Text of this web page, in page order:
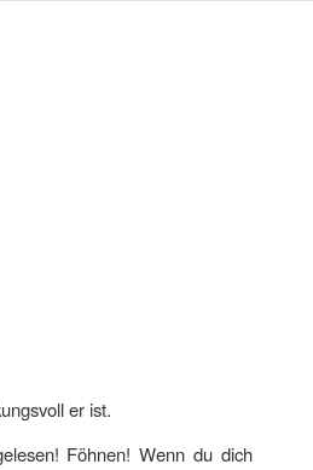
er ist.
Föhnen! Wenn du dich